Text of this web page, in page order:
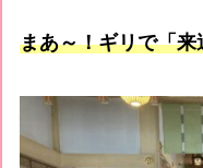
まあ～！ギリで「来